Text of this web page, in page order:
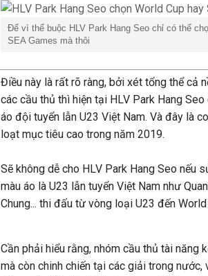
Để vì thế buộc HLV Park Hang Seo chỉ có thể
SEA Games mà thôi
Điều này là rất rõ ràng, bởi xét tổng thể cả
các cầu thủ thì hiện tại HLV Park Hang
áo đội tuyển lẫn U23 Việt Nam. Và đây là
loạt mục tiêu cao trong năm 2019.
Sẽ không dễ cho HLV Park Hang Seo nếu
màu áo là U23 lẫn tuyển Việt Nam như
Chung... thi đấu từ vòng loại U23 đến
Cần phải hiểu rằng, nhóm cầu thủ tài
mà còn chinh chiến tại các giải trong nước,